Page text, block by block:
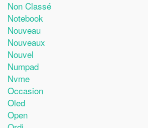
Non Classé
Notebook
Nouveau
Nouveaux
Nouvel
Numpad
Nvme
Occasion
Oled
Open